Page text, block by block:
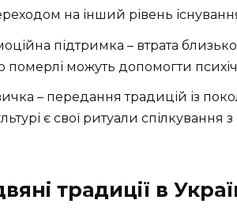
на інший рівень
підтримка – втрата
померлі можуть допомогти
– передання традицій із
є свої ритуали спілкування
традиції в